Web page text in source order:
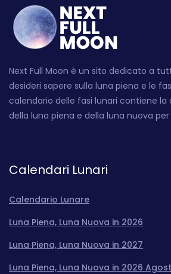
Next Full Moon è un sito dedicato a
desideri sapere sulla luna piena e le
calendario delle fasi lunari contiene
della luna piena e della luna nuova
Calendari Lunari
Calendario Lunare
Luna Piena, Luna Nuova in 2026
Luna Piena, Luna Nuova in 2027
Luna Piena, Luna Nuova in 2026